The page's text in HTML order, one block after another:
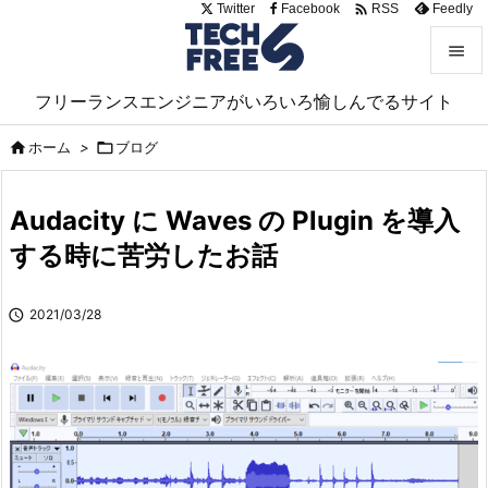
フリーランスエンジニアがいろいろ愉しんでるサイト


サイド

前へ
Twitter Facebook  RSS Feedly
ホーム > ブログ
Audacity に Waves の Plugin を導入
する時に苦労したお話
 2021/03/28